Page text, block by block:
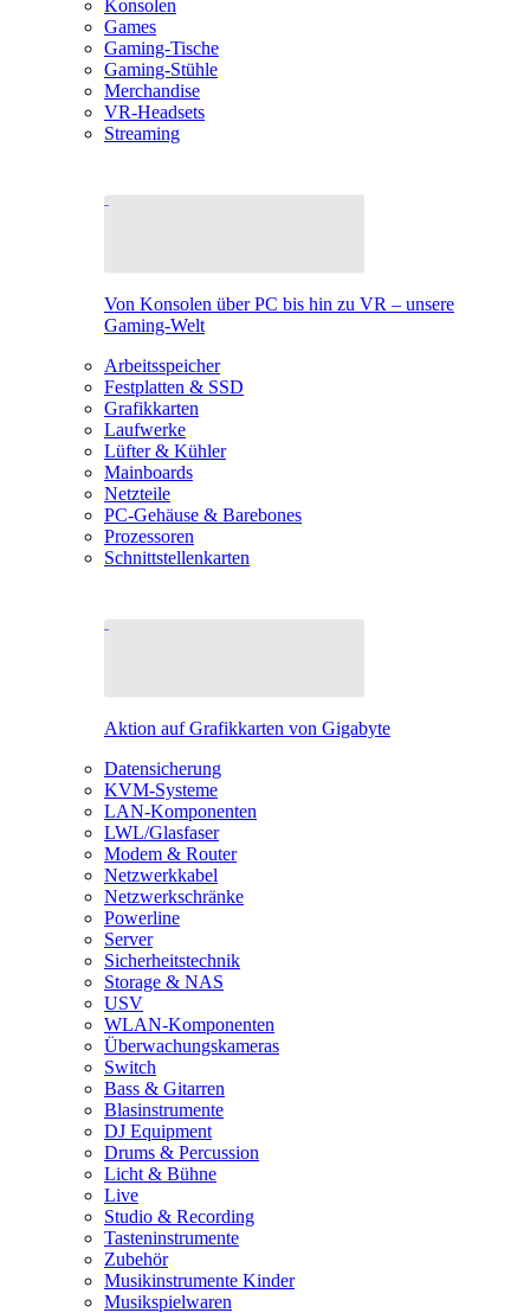
Konsolen
Games
Gaming-Tische
Gaming-Stühle
Merchandise
VR-Headsets
Streaming
Von Konsolen über PC bis hin zu VR – unsere
Gaming-Welt
Arbeitsspeicher
Festplatten & SSD
Grafikkarten
Laufwerke
Lüfter & Kühler
Mainboards
Netzteile
PC-Gehäuse & Barebones
Prozessoren
Schnittstellenkarten
Aktion auf Grafikkarten von Gigabyte
Datensicherung
KVM-Systeme
LAN-Komponenten
LWL/Glasfaser
Modem & Router
Netzwerkkabel
Netzwerkschränke
Powerline
Server
Sicherheitstechnik
Storage & NAS
USV
WLAN-Komponenten
Überwachungskameras
Switch
Bass & Gitarren
Blasinstrumente
DJ Equipment
Drums & Percussion
Licht & Bühne
Live
Studio & Recording
Tasteninstrumente
Zubehör
Musikinstrumente Kinder
Musikspielwaren